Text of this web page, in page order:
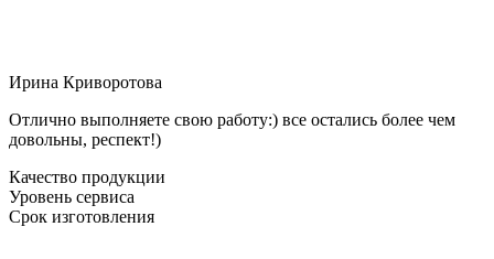
Ирина Криворотова
Отлично выполняете свою работу:) все остались более чем
довольны, респект!)
Качество продукции
Уровень сервиса
Срок изготовления